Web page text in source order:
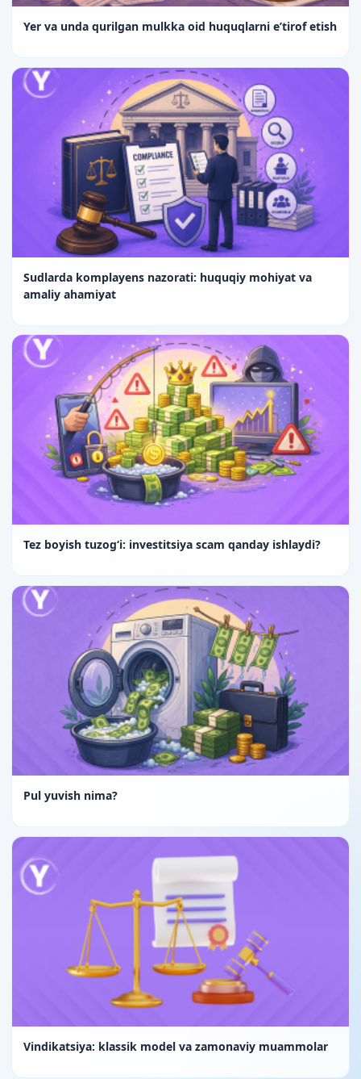
Yer va unda qurilgan mulkka oid huquqlarni e’tirof etish
Sudlarda komplayens nazorati: huquqiy mohiyat va
amaliy ahamiyat
Tez boyish tuzog‘i: investitsiya scam qanday ishlaydi?
Pul yuvish nima?
Vindikatsiya: klassik model va zamonaviy muammolar